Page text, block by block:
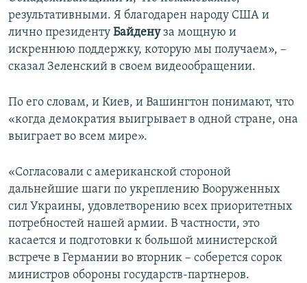
результативными. Я благодарен народу США и
лично президенту Байденуза мощную и
искреннюю поддержку, которую мы получаем», –
сказал Зеленский в своем видеообращении.
По его словам, и Киев, и Вашингтон понимают, что
«когда демократия выигрывает в одной стране, она
выиграет во всем мире».
«Согласовали с американской стороной
дальнейшие шаги по укреплению Вооруженных
сил Украины, удовлетворению всех приоритетных
потребностей нашей армии. В частности, это
касается и подготовки к большой министерской
встрече в Германии во вторник – соберется сорок
министров обороны государств-партнеров.